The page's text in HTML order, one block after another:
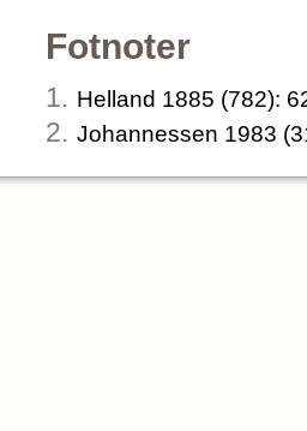
Fotnoter
1. Helland 1885 (782):
2. Johannessen 1983